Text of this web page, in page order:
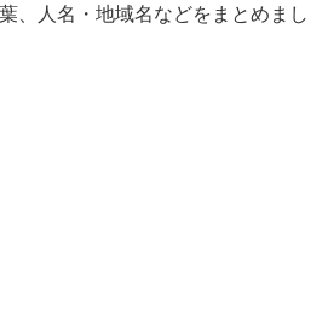
、人名・地域名などをまとめまし